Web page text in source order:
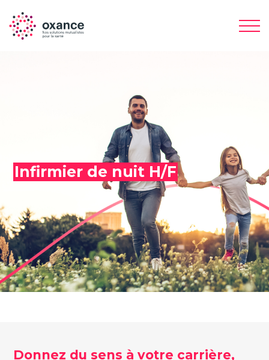
Infirmier de nuit H/F
Donnez du sens à votre carrière,